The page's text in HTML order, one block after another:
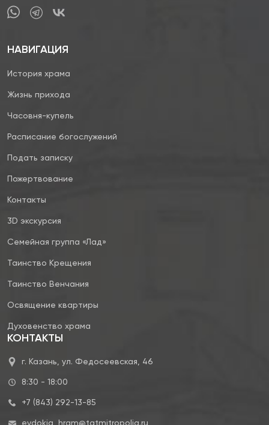
НАВИГАЦИЯ
История храма
Жизнь прихода
Часовня-купель
Расписание богослужений
Подать записку
Пожертвование
Контакты
3D экскурсия
Семейная группа «Лад»
Таинство Крещения
Таинство Венчания
Освящение квартиры
Духовенство храма
КОНТАКТЫ
г. Казань, ул. Федосеевская, 46
8:30 - 18:00
+7 (843) 292-13-85
evdokia_hram@tatmitropolia.ru